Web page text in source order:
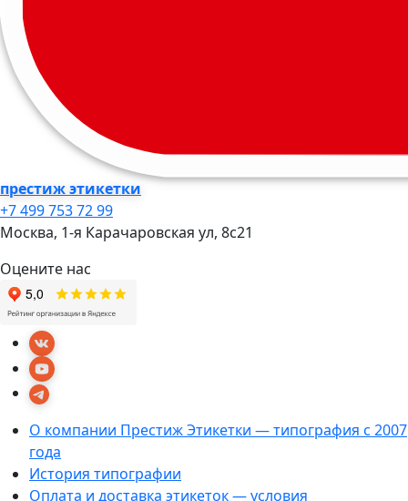
престиж этикетки
+7 499 753 72 99
Москва, 1-я Карачаровская ул, 8c21
Оцените нас
О компании Престиж Этикетки — типография с 2007
года
История типографии
Оплата и доставка этикеток — условия